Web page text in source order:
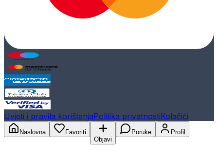
Uvjeti i pravila korištenjaPolitika privatnostiKolačići
Naslovna
Favoriti
Objavi
Poruke Profil